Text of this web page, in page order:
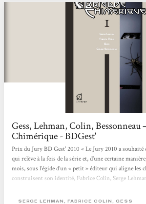
Gess, Lehman, Colin, Bessonneau
Chimérique - BDGest'
Prix du Jury BD Gest' 2010 « Le Jury 2010 a
qui relève à la fois de la série et, d’une certaine
mois, sous l’égide d’un « petit » éditeur qui aligne les
construisent son identité, Fabrice Colin, Serge
sur le continent européen au cours d’une période
SERGE LEHMAN, FABRICE COLIN, GESS